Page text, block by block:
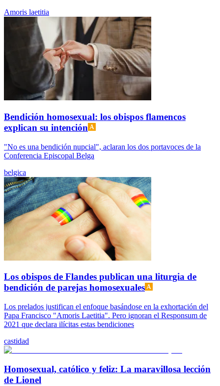
Amoris laetitia
Bendición homosexual: los obispos flamencos
explican su intención
"No es una bendición nupcial", aclaran los dos portavoces de la
Conferencia Episcopal Belga
belgica
Los obispos de Flandes publican una liturgia de
bendición de parejas homosexuales
Los prelados justifican el enfoque basándose en la exhortación del
Papa Francisco "Amoris Laetitia". Pero ignoran el Responsum de
2021 que declara ilícitas estas bendiciones
castidad
Homosexual, católico y feliz: La maravillosa lección
de Lionel